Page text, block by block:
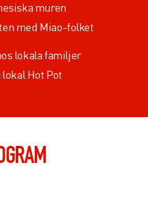
muren
med Miao-folket
lokala familjer
lokal Hot Pot